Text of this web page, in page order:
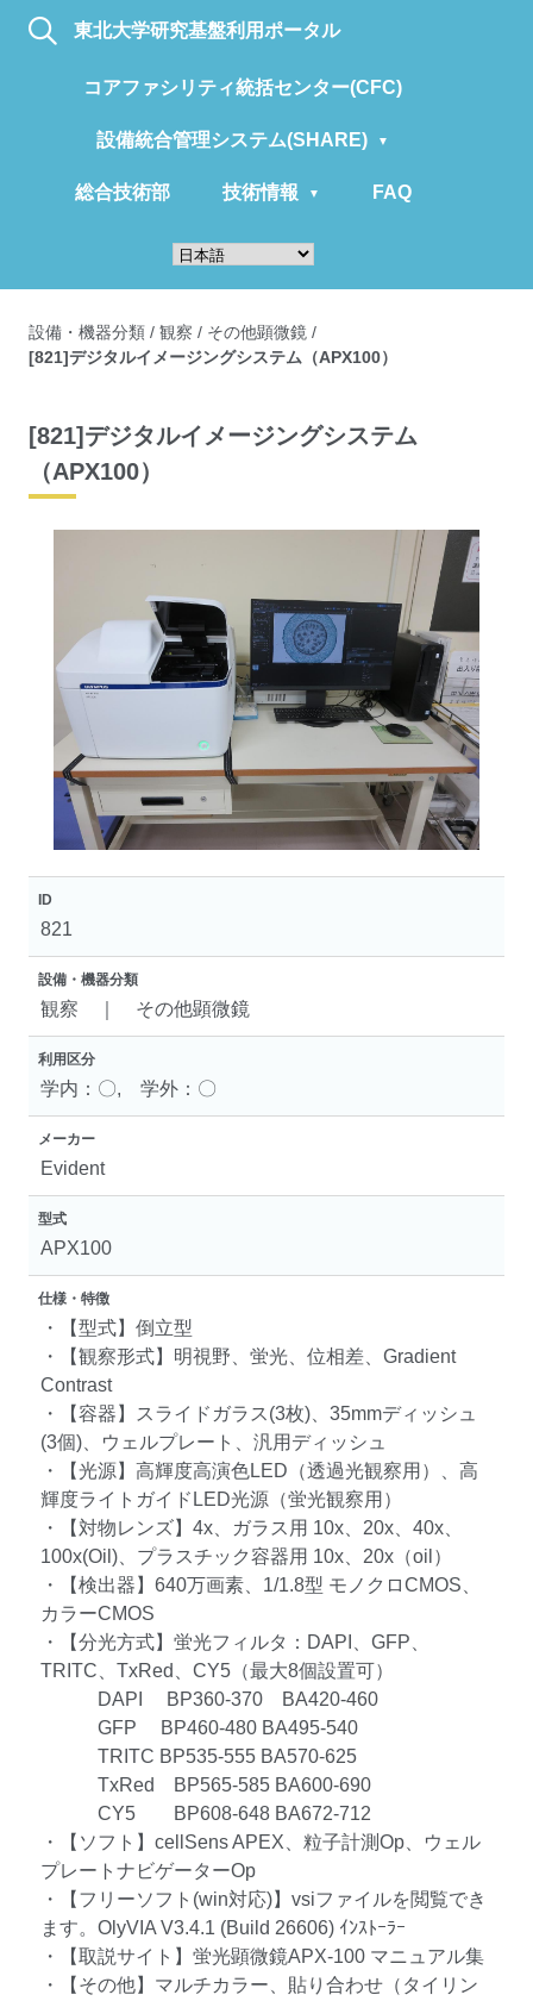
東北大学研究基盤利用ポータル
コアファシリティ統括センター(CFC)
設備統合管理システム(SHARE)
総合技術部 技術情報 FAQ
設備・機器分類 / 観察 / その他顕微鏡 /
[821]デジタルイメージングシステム（APX100）
[821]デジタルイメージングシステム
（APX100）
ID
821
設備・機器分類
観察 ｜ その他顕微鏡
利用区分
学内：〇, 学外：〇
メーカー
Evident
型式
APX100
仕様・特徴
・【型式】倒立型
・【観察形式】明視野、蛍光、位相差、Gradient
Contrast
・【容器】スライドガラス(3枚)、35mmディッシュ
(3個)、ウェルプレート、汎用ディッシュ
・【光源】高輝度高演色LED（透過光観察用）、高
輝度ライトガイドLED光源（蛍光観察用）
・【対物レンズ】4x、ガラス用 10x、20x、40x、
100x(Oil)、プラスチック容器用 10x、20x（oil）
・【検出器】640万画素、1/1.8型 モノクロCMOS、
カラーCMOS
・【分光方式】蛍光フィルタ：DAPI、GFP、
TRITC、TxRed、CY5（最大8個設置可）
DAPI BP360-370 BA420-460
GFP BP460-480 BA495-540
TRITC BP535-555 BA570-625
TxRed BP565-585 BA600-690
CY5 BP608-648 BA672-712
・【ソフト】cellSens APEX、粒子計測Op、ウェル
プレートナビゲーターOp
・【フリーソフト(win対応)】vsiファイルを閲覧でき
ます。OlyVIA V3.4.1 (Build 26606) ｲﾝｽﾄｰﾗｰ
・【取説サイト】蛍光顕微鏡APX-100 マニュアル集
・【その他】マルチカラー、貼り合わせ（タイリン